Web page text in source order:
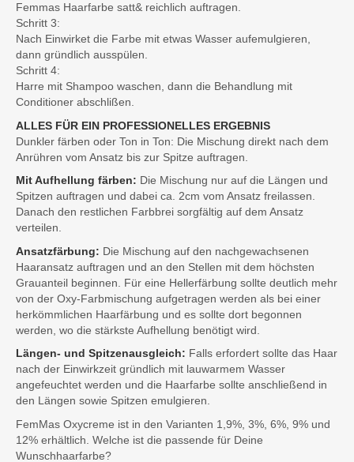
Femmas Haarfarbe satt& reichlich auftragen.
Schritt 3:
Nach Einwirket die Farbe mit etwas Wasser aufemulgieren,
dann gründlich ausspülen.
Schritt 4:
Harre mit Shampoo waschen, dann die Behandlung mit
Conditioner abschlißen.
ALLES FÜR EIN PROFESSIONELLES ERGEBNIS
Dunkler färben oder Ton in Ton: Die Mischung direkt nach dem
Anrühren vom Ansatz bis zur Spitze auftragen.
Mit Aufhellung färben: Die Mischung nur auf die Längen und
Spitzen auftragen und dabei ca. 2cm vom Ansatz freilassen.
Danach den restlichen Farbbrei sorgfältig auf dem Ansatz
verteilen.
Ansatzfärbung: Die Mischung auf den nachgewachsenen
Haaransatz auftragen und an den Stellen mit dem höchsten
Grauanteil beginnen. Für eine Hellerfärbung sollte deutlich mehr
von der Oxy-Farbmischung aufgetragen werden als bei einer
herkömmlichen Haarfärbung und es sollte dort begonnen
werden, wo die stärkste Aufhellung benötigt wird.
Längen- und Spitzenausgleich: Falls erfordert sollte das Haar
nach der Einwirkzeit gründlich mit lauwarmem Wasser
angefeuchtet werden und die Haarfarbe sollte anschließend in
den Längen sowie Spitzen emulgieren.
FemMas Oxycreme ist in den Varianten 1,9%, 3%, 6%, 9% und
12% erhältlich. Welche ist die passende für Deine
Wunschhaarfarbe?